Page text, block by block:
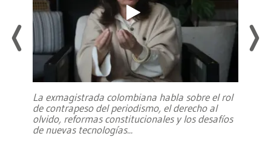
La exmagistrada colombiana habla sobre el rol
de contrapeso del periodismo, el derecho al
olvido, reformas constitucionales y los desafíos
de nuevas tecnologías...